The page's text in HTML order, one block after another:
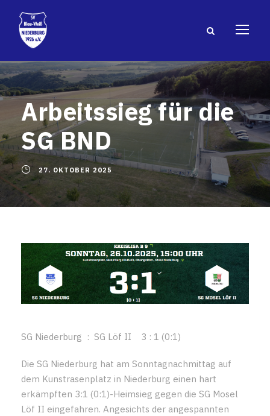
Arbeitssieg für die
SG BND
27. OKTOBER 2025
SG Niederburg : SG Löf II 3 : 1 (0:1)
Die SG Niederburg hat am Sonntagnachmittag auf
dem Kunstrasenplatz in Niederburg einen hart
erkämpften 3:1 (0:1)-Heimsieg gegen die SG Mosel
Löf II eingefahren. Angesichts der angespannten